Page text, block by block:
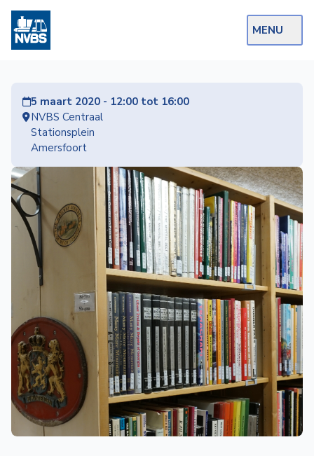
MENU
Op de Rails
NVBS Actueel
Afdelingen
Excursies
Actueel
aanbod
de
NVBS
Wegwijzer
Mijn
NVBS
5 maart 2020 - 12:00 tot 16:00
NVBS Centraal
Stationsplein
Amersfoort